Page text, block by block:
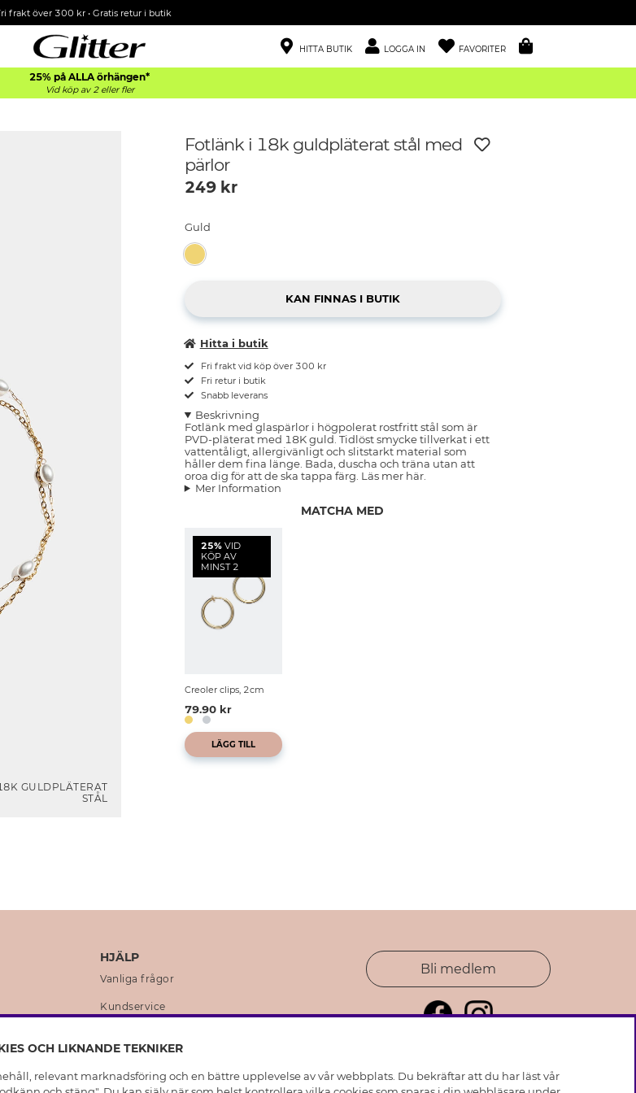
frakt över 300 kr• Gratis retur i butik
HITTA BUTIK LOGGA IN FAVORITER
25% på ALLA örhängen*
Vid köp av 2 eller fler
GULDPLÄTERAT
STÅL
Fotlänk i 18k guldpläterat stål med
pärlor
249kr
Guld
Hitta i butik
Fri frakt vid köp över 300 kr
Fri retur i butik
Snabb leverans
Beskrivning
Fotlänk med glaspärlor i högpolerat rostfritt stål som är
PVD-pläterat med 18K guld. Tidlöst smycke tillverkat i ett
vattentåligt, allergivänligt och slitstarkt material som
håller dem fina länge. Bada, duscha och träna utan att
oroa dig för att de ska tappa färg. Läs mer här.
Mer Information
MATCHA MED
25%VID
KÖP AV
MINST 2
Creoler clips, 2cm
79.90 kr
LÄGG TILL
HJÄLP
Vanliga frågor
Kundservice
Skötselråd skinnhandskar
Bli medlem
OCH LIKNANDE TEKNIKER
relevant marknadsföring och en bättre upplevelse av vår webbplats. Du bekräftar att du har läst vår